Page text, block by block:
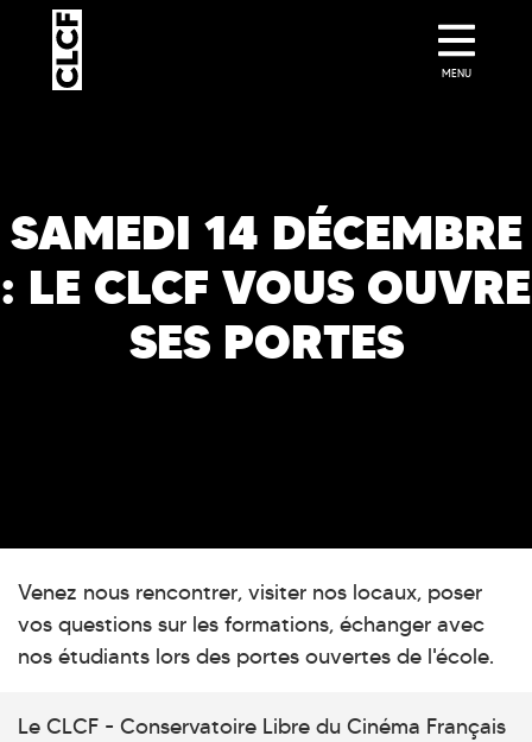
SAMEDI 14 DÉCEMBRE
: LE CLCF VOUS OUVRE
SES PORTES
Venez nous rencontrer, visiter nos locaux, poser
vos questions sur les formations, échanger avec
nos étudiants lors des portes ouvertes de l'école.
Le CLCF - Conservatoire Libre du Cinéma Français
MENU